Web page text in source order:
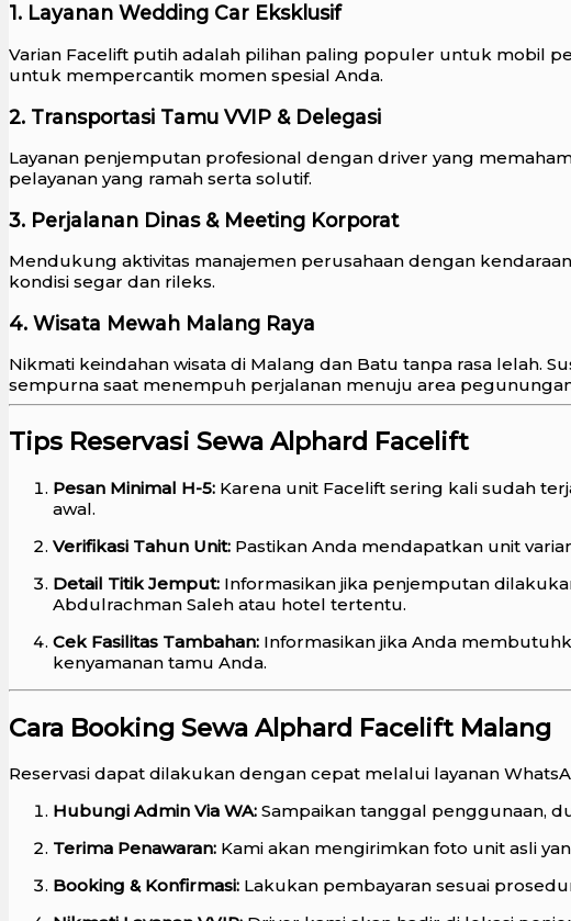
1. Layanan Wedding Car Eksklusif
Varian Facelift putih adalah pilihan paling populer untuk mobil
untuk mempercantik momen spesial Anda.
2. Transportasi Tamu VVIP & Delegasi
Layanan penjemputan profesional dengan driver yang
pelayanan yang ramah serta solutif.
3. Perjalanan Dinas & Meeting Korporat
Mendukung aktivitas manajemen perusahaan dengan
kondisi segar dan rileks.
4. Wisata Mewah Malang Raya
Nikmati keindahan wisata di Malang dan Batu tanpa rasa lelah.
sempurna saat menempuh perjalanan menuju area
Tips Reservasi Sewa Alphard Facelift
Pesan Minimal H-5: Karena unit Facelift sering kali sudah
awal.
Verifikasi Tahun Unit: Pastikan Anda mendapatkan unit
Detail Titik Jemput: Informasikan jika penjemputan
Abdulrachman Saleh atau hotel tertentu.
Cek Fasilitas Tambahan: Informasikan jika Anda
kenyamanan tamu Anda.
Cara Booking Sewa Alphard Facelift Malang
Reservasi dapat dilakukan dengan cepat melalui layanan
Hubungi Admin Via WA: Sampaikan tanggal penggunaan,
Terima Penawaran: Kami akan mengirimkan foto unit asli
Booking & Konfirmasi: Lakukan pembayaran sesuai